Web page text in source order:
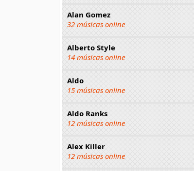
Alan Gomez
32 músicas online
Alberto Style
14 músicas online
Aldo
15 músicas online
Aldo Ranks
12 músicas online
Alex Killer
12 músicas online